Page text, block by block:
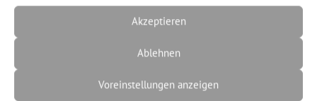
Akzeptieren
Ablehnen
Voreinstellungen anzeigen